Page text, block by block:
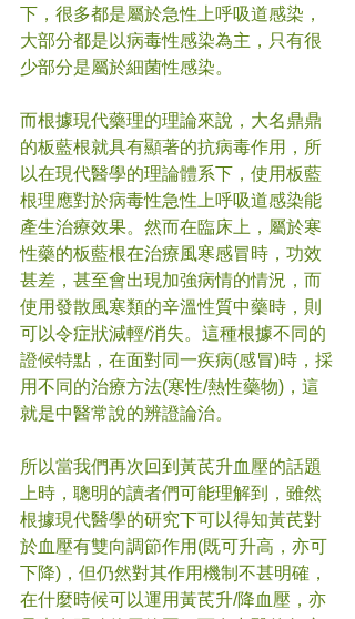
下，很多都是屬於急性上呼吸道感染，
大部分都是以病毒性感染為主，只有很
少部分是屬於細菌性感染。
而根據現代藥理的理論來說，大名鼎鼎
的板藍根就具有顯著的抗病毒作用，所
以在現代醫學的理論體系下，使用板藍
根理應對於病毒性急性上呼吸道感染能
產生治療效果。然而在臨床上，屬於寒
性藥的板藍根在治療風寒感冒時，功效
甚差，甚至會出現加強病情的情況，而
使用發散風寒類的辛溫性質中藥時，則
可以令症狀減輕/消失。這種根據不同的
證候特點，在面對同一疾病(感冒)時，採
用不同的治療方法(寒性/熱性藥物)，這
就是中醫常說的辨證論治。
所以當我們再次回到黃芪升血壓的話題
上時，聰明的讀者們可能理解到，雖然
根據現代醫學的研究下可以得知黃芪對
於血壓有雙向調節作用(既可升高，亦可
下降)，但仍然對其作用機制不甚明確，
在什麼時候可以運用黃芪升/降血壓，亦